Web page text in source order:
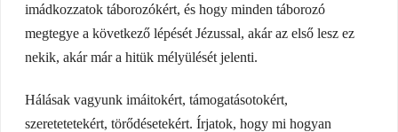
imádkozzatok táborozókért, és hogy minden táborozó
megtegye a következő lépését Jézussal, akár az első lesz ez
nekik, akár már a hitük mélyülését jelenti.
Hálásak vagyunk imáitokért, támogatásotokért,
szeretetetekért, törődésetekért. Írjatok, hogy mi hogyan